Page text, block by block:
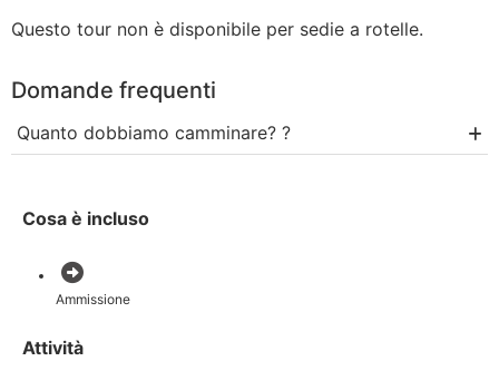
Questo tour non è disponibile per sedie a rotelle.
Domande frequenti
Quanto dobbiamo camminare? ?
Cosa è incluso
Ammissione
Attività